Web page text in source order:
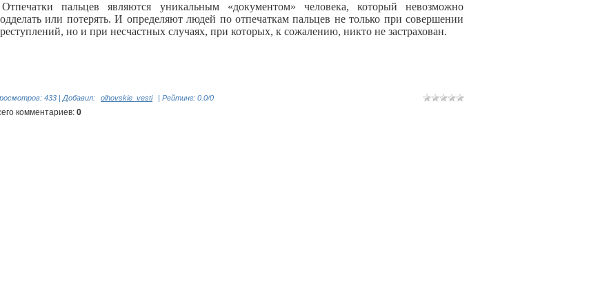
Отпечатки пальцев являются уникальным «документом» человека, который невозможно
или потерять. И определяют людей по отпечаткам пальцев не только при совершении
но и при несчастных случаях, при которых, к сожалению, никто не застрахован.
: 433 | Добавил: olhovskie_vesti | Рейтинг: 0.0/0
комментариев: 0